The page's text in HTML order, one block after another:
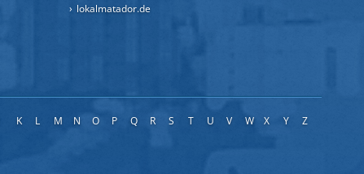
lokalmatador.de
K L M N O P Q R S T U V W X Y Z